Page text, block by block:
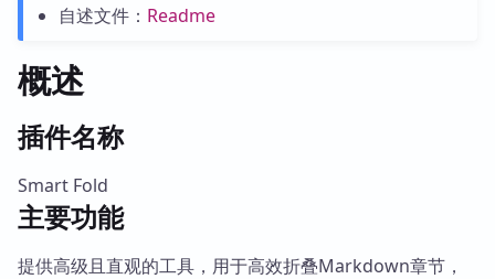
自述文件： Readme
概述
插件名称
Smart Fold
主要功能
提供高级且直观的工具，用于高效折叠Markdown章节，